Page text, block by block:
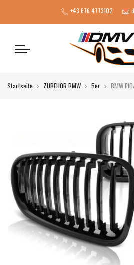
+43 676 4773102
Startseite ZUBEHÖR BMW 5er BMW